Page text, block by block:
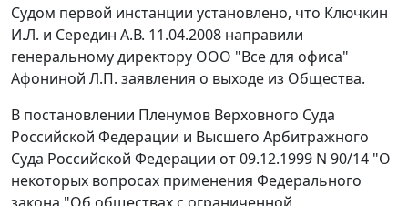
Судом первой инстанции установлено, что Ключкин
И.Л. и Середин А.В. 11.04.2008 направили
генеральному директору ООО "Все для офиса"
Афониной Л.П. заявления о выходе из Общества.
В постановлении Пленумов Верховного Суда
Российской Федерации и Высшего Арбитражного
Суда Российской Федерации от 09.12.1999 N 90/14 "О
некоторых вопросах применения Федерального